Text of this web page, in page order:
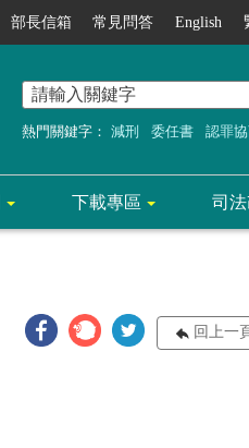
部長信箱 常見問答 English
熱門關鍵字： 減刑 委任書 認罪
下載專區 司
回上一